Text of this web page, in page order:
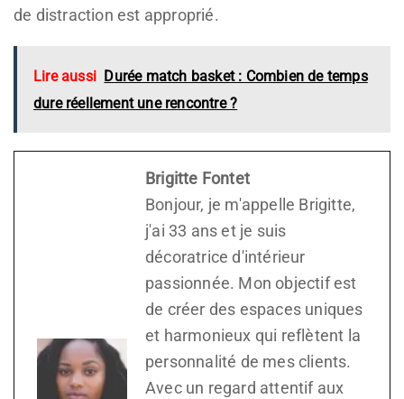
de distraction est approprié.
Lire aussi Durée match basket : Combien de temps
dure réellement une rencontre ?
Brigitte Fontet
Bonjour, je m'appelle Brigitte,
j'ai 33 ans et je suis
décoratrice d'intérieur
passionnée. Mon objectif est
de créer des espaces uniques
et harmonieux qui reflètent la
personnalité de mes clients.
Avec un regard attentif aux